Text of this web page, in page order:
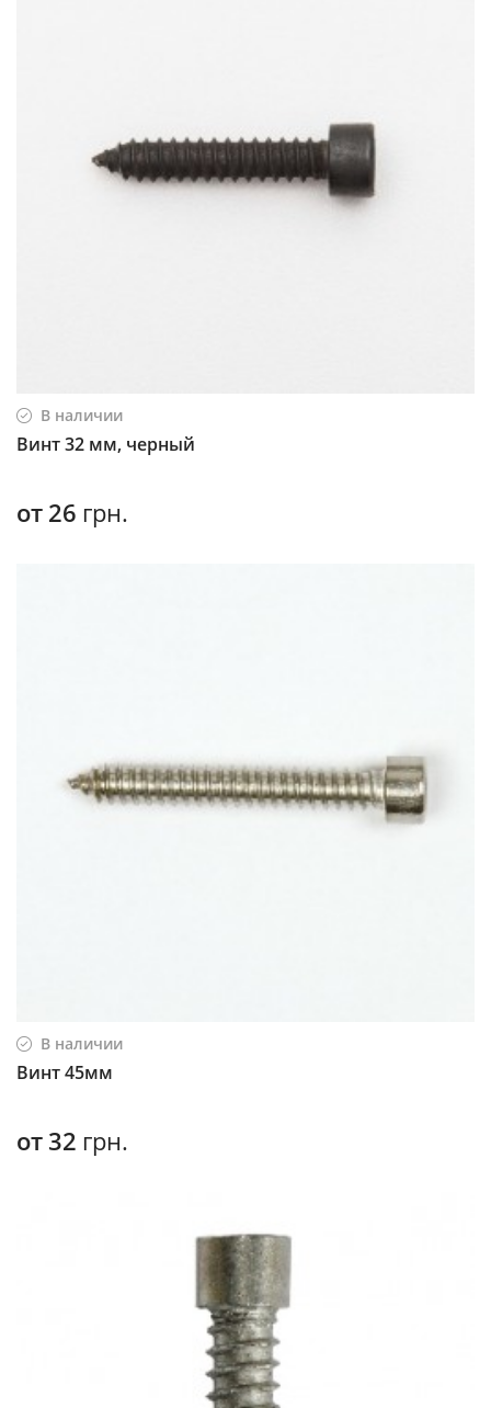
В наличии
Винт 32 мм, черный
от 26 грн.
В наличии
Винт 45мм
от 32 грн.